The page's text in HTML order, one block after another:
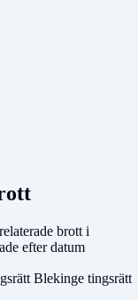
brott i
efter datum
Blekinge tingsrätt